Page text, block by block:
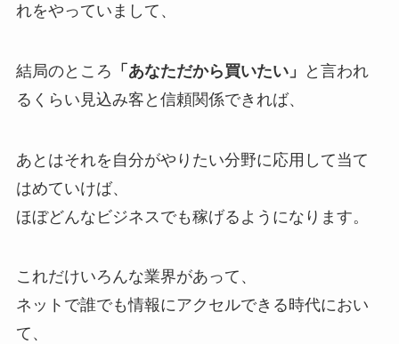
れをやっていまして、
結局のところ 「あなただから買いたい」
と言われ
るくらい見込み客と信頼関係できれば、
あとはそれを自分がやりたい分野に応用して当て
はめていけば、
ほぼどんなビジネスでも稼げるようになります。
これだけいろんな業界があって、
ネットで誰でも情報にアクセルできる時代におい
て、